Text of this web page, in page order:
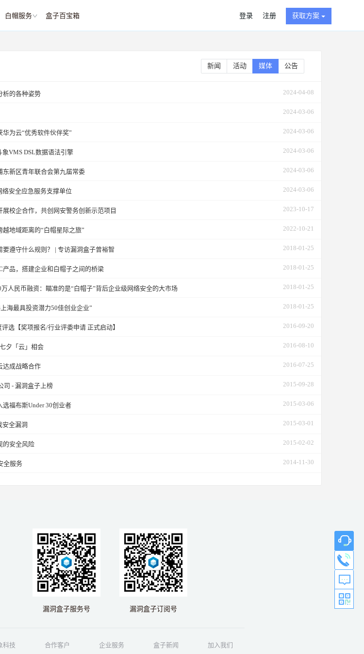
白帽服务 盒子百宝箱 登录 注册 获取方案
新闻 活动 媒体 公告
析的各种姿势 2024-04-08
2024-03-06
为云“优秀软件伙伴奖” 2024-03-06
VMS DSL数据语法引擎 2024-03-06
东新区青年联合会第九届常委 2024-03-06
络安全应急服务支撑单位 2024-03-06
校企合作，共创网安警务创新示范项目 2023-10-17
越地域距离的“白帽星际之旅” 2022-10-21
要遵守什么规则？ | 专访漏洞盒子曾裕智 2018-01-25
产品，搭建企业和白帽子之间的桥梁 2018-01-25
万人民币融资：瞄准的是“白帽子”背后企业级网络安全的大市场 2018-01-25
海最具投资潜力50佳创业企业” 2018-01-25
选【奖项报名/行业评委申请 正式启动】 2016-09-20
夕「云」相会 2016-08-10
达成战略合作 2016-07-25
司 - 漏洞盒子上榜 2015-09-28
选福布斯Under 30创业者 2015-03-06
安全漏洞 2015-03-01
的安全风险 2015-02-02
全服务 2014-11-30
漏洞盒子服务号 漏洞盒子订阅号
科技 合作客户 企业服务 盒子新闻 加入我们